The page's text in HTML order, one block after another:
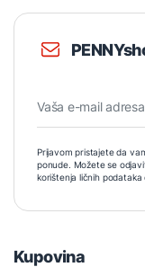
Prijavom pristajete da
ponude. Možete se
korištenja ličnih podataka
Kupovina